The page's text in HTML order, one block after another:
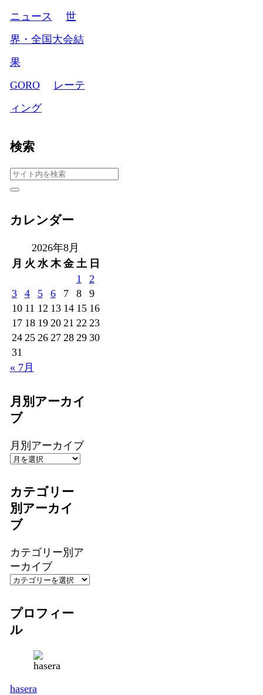
ニュース
世
界・全国大会結
果
GORO
レーテ
ィング
検索
カレンダー
2026年8月
月 火 水 木 金 土 日
1
2
3
4 5 6 7 8
9
10 11 12 13 14 15 16
17 18 19 20 21 22 23
24 25 26 27 28 29 30
31
« 7月
月別アーカイ
ブ
月別アーカイブ
カテゴリー
別アーカイ
ブ
カテゴリー別ア
ーカイブ
プロフィー
ル
hasera